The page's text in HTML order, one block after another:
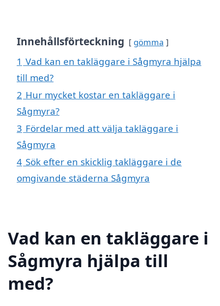
Innehållsförteckning gömma
1 Vad kan en takläggare i Sågmyra hjälpa
till med?
2 Hur mycket kostar en takläggare i
Sågmyra?
3 Fördelar med att välja takläggare i
Sågmyra
4 Sök efter en skicklig takläggare i de
omgivande städerna Sågmyra
Vad kan en takläggare i
Sågmyra hjälpa till
med?